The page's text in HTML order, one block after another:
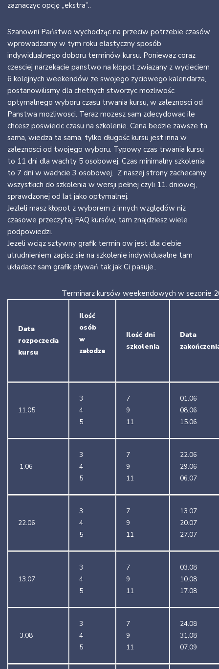
zaznaczyc opcję „ekstra”..
Szanowni Państwo wychodząc na przeciw potrzebie czasów
wprowadzamy w tym roku elastyczny sposób
indywidualnego doboru terminów kursu. Poniewaz coraz
czesciej narzekacie panstwo na kłopot zwiazany z wycieciem
6 kolejnych weekendów ze swojego zyciowego kalendarza,
postanowilismy dla chetnych stworzyc mozliwośc
optymalnego wyboru czasu trwania kursu, w zaleznosci od
Panstwa mozliwosci. Teraz mozesz sam zdecydowac ile
chcesz poswiecic czasu na szkolenie. Cena bedzie zawsze ta
sama, wiedza ta sama, tylko długośc kursu jest inna w
zaleznosci od twojego wyboru. Typowy czas trwania kursu
to 11 dni dla wachty 5 osobowej. Czas minimalny szkolenia
to 7 dni w wachcie 3 osobowej. Z naszej strony zachecamy
wszystkich do szkolenia w wersji pełnej czyli 11. dniowej,
sprawdzonej od lat jako optymalnej.
Jezleli masz kłopot z wyborem z innych względów niz
czasowe przeczytaj FAQ kursów, tam znajdziesz wiele
podpowiedzi.
Jezeli wciąz sztywny grafik termin ow jest dla ciebie
utrudnieniem zapisz sie na szkolenie indywiduaalne tam
układasz sam grafik pływań tak jak Ci pasuje..
Terminarz kursów weekendowych w sezonie
Data
rozpoczecia
kursu
Ilość
osób
w
załodze
Ilość dni
szkolenia
Data
11.05
3
4
5
7
9
11
01.06
08.06
15.06
1.06
3
4
5
7
9
11
22.06
29.06
06.07
22.06
3
4
5
7
9
11
13.07
20.07
27.07
13.07
3
4
5
7
9
11
03.08
10.08
17.08
3.08
3
4
5
7
9
11
24.08
31.08
07.09